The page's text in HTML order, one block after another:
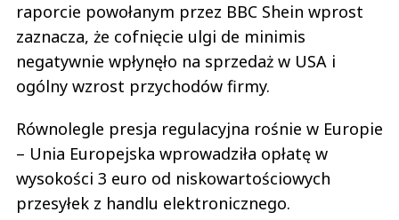
raporcie powołanym przez BBC Shein wprost
zaznacza, że cofnięcie ulgi de minimis
negatywnie wpłynęło na sprzedaż w USA i
ogólny wzrost przychodów firmy.
Równolegle presja regulacyjna rośnie w Europie
– Unia Europejska wprowadziła opłatę w
wysokości 3 euro od niskowartościowych
przesyłek z handlu elektronicznego.